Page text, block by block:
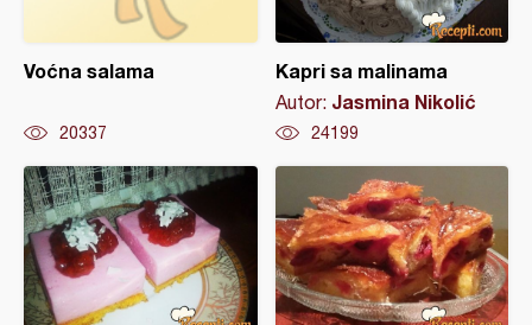
Voćna salama
20337
Kapri sa malinama
Autor: Jasmina Nikolić
24199